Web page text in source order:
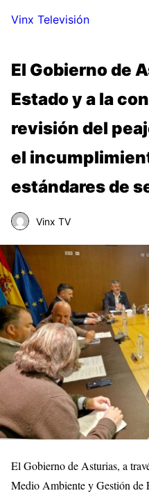
Vinx Televisión
El Gobierno de
Estado y a la
revisión del
el
estándares de
Vinx TV
El Gobierno de Asturias, a
Medio Ambiente y Gestión de